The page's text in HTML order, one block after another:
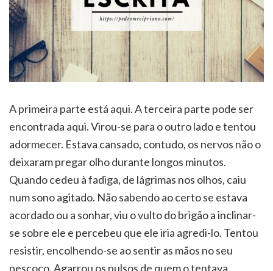
A primeira parte está aqui. A terceira parte pode ser
encontrada aqui. Virou-se para o outro lado e tentou
adormecer. Estava cansado, contudo, os nervos não o
deixaram pregar olho durante longos minutos.
Quando cedeu à fadiga, de lágrimas nos olhos, caiu
num sono agitado. Não sabendo ao certo se estava
acordado ou a sonhar, viu o vulto do brigão a inclinar-
se sobre ele e percebeu que ele iria agredi-lo. Tentou
resistir, encolhendo-se ao sentir as mãos no seu
pescoço. Agarrou os pulsos de quem o tentava